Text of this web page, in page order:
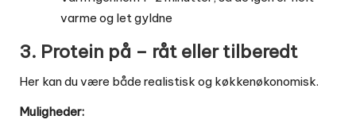
varme og let gyldne
3. Protein på – råt eller tilberedt
Her kan du være både realistisk og køkkenøkonomisk.
Muligheder: